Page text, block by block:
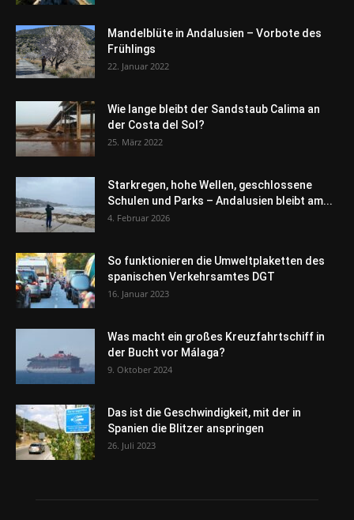
Mandelblüte in Andalusien – Vorbote des
Frühlings
22. Januar 2022
Wie lange bleibt der Sandstaub Calima an
der Costa del Sol?
25. März 2022
Starkregen, hohe Wellen, geschlossene
Schulen und Parks – Andalusien bleibt am...
4. Februar 2026
So funktionieren die Umweltplaketten des
spanischen Verkehrsamtes DGT
16. Januar 2023
Was macht ein großes Kreuzfahrtschiff in
der Bucht vor Málaga?
9. Oktober 2024
Das ist die Geschwindigkeit, mit der in
Spanien die Blitzer anspringen
26. Juli 2023